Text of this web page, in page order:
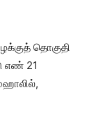
தொகுதி
எண் 21